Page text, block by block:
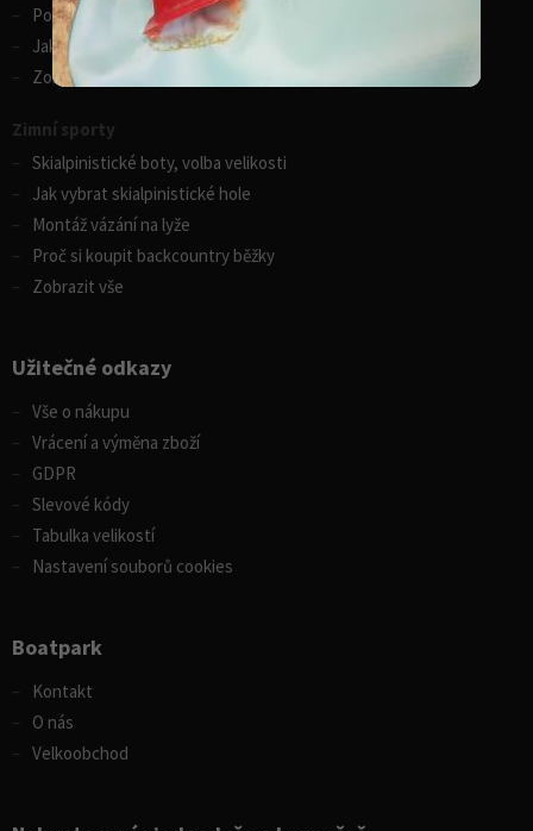
Porovnání kánoí Gumotex
Jak vybrat kajak
Zobrazit vše
Zimní sporty
Skialpinistické boty, volba velikosti
Jak vybrat skialpinistické hole
Montáž vázání na lyže
Proč si koupit backcountry běžky
Zobrazit vše
Užitečné odkazy
Vše o nákupu
Vrácení a výměna zboží
GDPR
Slevové kódy
Tabulka velikostí
Nastavení souborů cookies
Boatpark
Kontakt
O nás
Velkoobchod